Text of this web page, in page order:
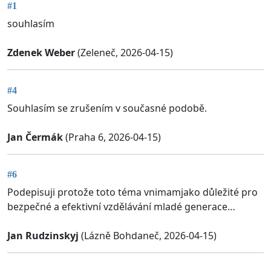
#1
souhlasím
Zdenek Weber(Zeleneč, 2026-04-15)
#4
Souhlasím se zrušením v současné podobě.
Jan Čermák(Praha 6, 2026-04-15)
#6
Podepisuji protože toto téma vnimamjako důležité pro
bezpečné a efektivní vzdělávání mladé generace…
Jan Rudzinskyj (Lázně Bohdaneč, 2026-04-15)